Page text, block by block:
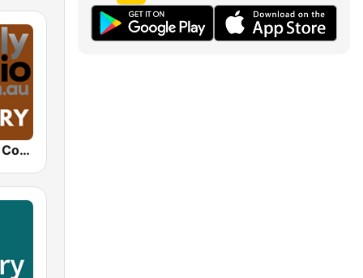
Totally Radio Country